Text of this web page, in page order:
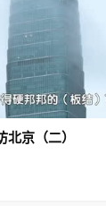
京（二）